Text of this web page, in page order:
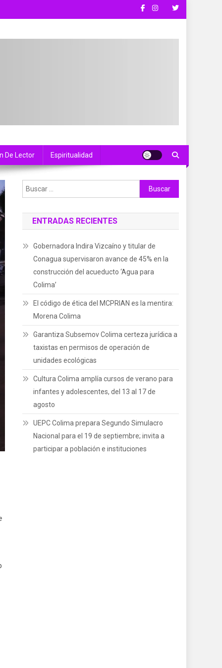
De Lector Espiritualidad
Buscar:
ENTRADAS RECIENTES
Gobernadora Indira Vizcaíno y titular de
Conagua supervisaron avance de 45% en la
construcción del acueducto ‘Agua para
Colima’
El código de ética del MCPRIAN es la mentira:
Morena Colima
Garantiza Subsemov Colima certeza jurídica a
taxistas en permisos de operación de
unidades ecológicas
Cultura Colima amplía cursos de verano para
infantes y adolescentes, del 13 al 17 de
agosto
UEPC Colima prepara Segundo Simulacro
Nacional para el 19 de septiembre; invita a
participar a población e instituciones